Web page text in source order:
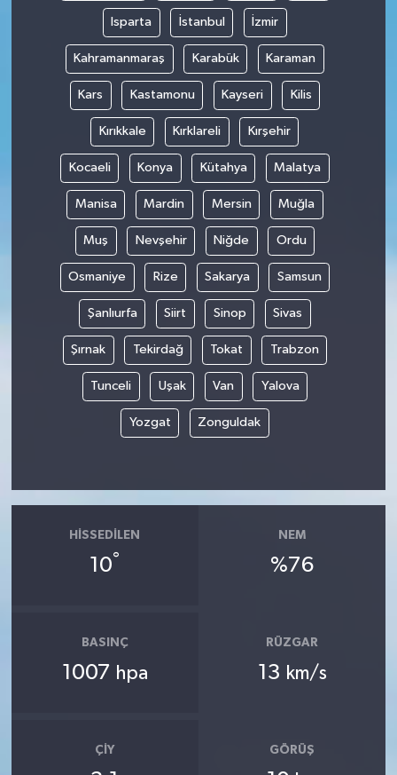
Isparta İstanbul İzmir
Kahramanmaraş Karabük Karaman
Kars Kastamonu Kayseri Kilis
Kırıkkale Kırklareli Kırşehir
Kocaeli Konya Kütahya Malatya
Manisa Mardin Mersin Muğla
Muş Nevşehir Niğde Ordu
Osmaniye Rize Sakarya Samsun
Şanlıurfa Siirt Sinop Sivas
Şırnak Tekirdağ Tokat Trabzon
Tunceli Uşak Van Yalova
Yozgat Zonguldak
HISSEDILEN
10°
NEM
%76
BASINÇ
1007 hpa
RÜZGAR
13 km/s
ÇIY GÖRÜŞ